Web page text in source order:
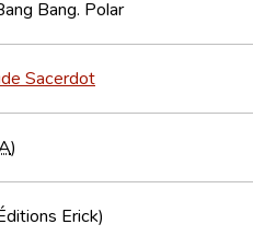
Bang. Polar
Sacerdot
)
Erick)